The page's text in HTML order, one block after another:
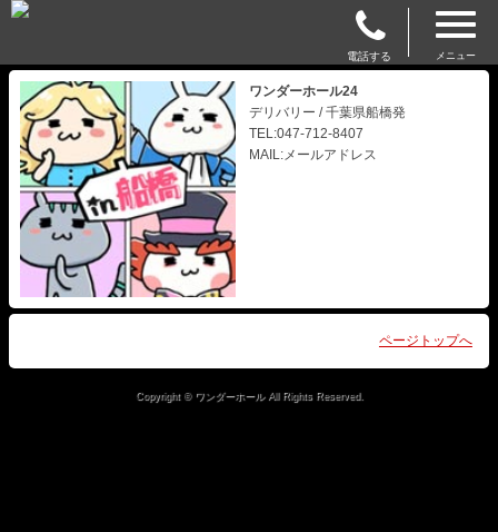
電話する メニュー
ワンダーホール24
デリバリー / 千葉県船橋発
TEL:047-712-8407
MAIL:メールアドレス
ページトップへ
Copyright © ワンダーホール All Rights Reserved.